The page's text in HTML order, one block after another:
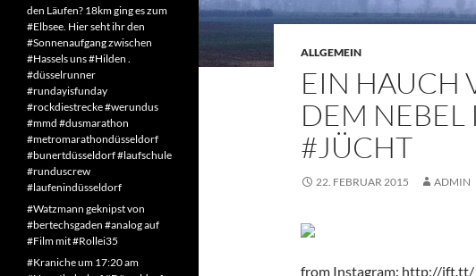
ALLGEMEIN
EIN HAUCH
DEM NEBEL
#JÜCHT
22. FEBRUAR 2015 ADMIN
from Instagram: http://
den Läufen? 18km ging es zum
#Elbsee. Hier seht ihr den
#Sonnenaufgang zwischen
#Hassels uns #Hilden .
#düsselrunner
#rundayisfunday
#rockdiestrecke #werundus
#mmd #dusmarathon
#metromarathondüsseldorf
#bunertdüsseldorf #laufschule
#runduscrew
#laufenindüsseldorf
#Watzmann geknipst von
#bertechsgaden #analog auf
#Film mit #Rollei35
#Kraniche um 17:20 am